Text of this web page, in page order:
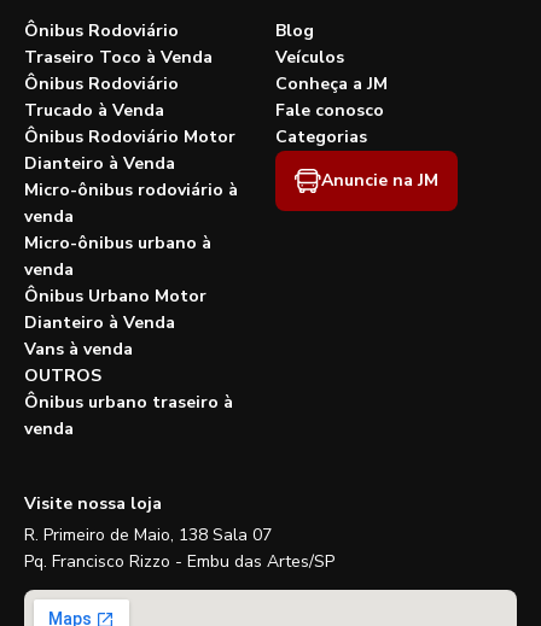
Ônibus Rodoviário
Traseiro Toco à Venda
Ônibus Rodoviário
Trucado à Venda
Ônibus Rodoviário Motor
Dianteiro à Venda
Micro-ônibus rodoviário à
venda
Micro-ônibus urbano à
venda
Ônibus Urbano Motor
Dianteiro à Venda
Vans à venda
OUTROS
Ônibus urbano traseiro à
venda
Blog
Veículos
Conheça a JM
Fale conosco
Categorias
Anuncie na JM
Visite nossa loja
R. Primeiro de Maio, 138 Sala 07
Pq. Francisco Rizzo - Embu das Artes/SP